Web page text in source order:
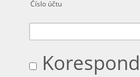
Číslo účtu